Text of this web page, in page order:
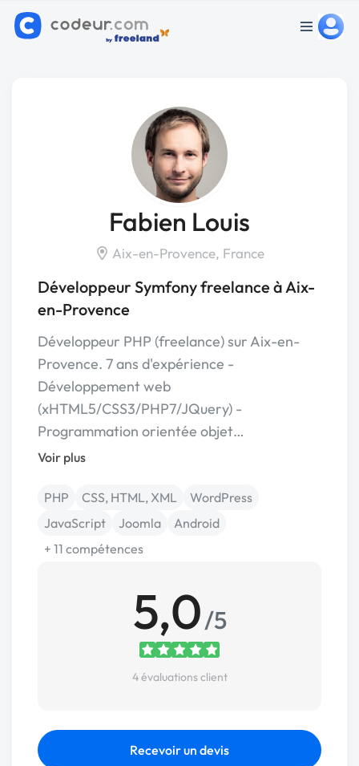
Fabien Louis
Aix-en-Provence, France
Développeur Symfony freelance à Aix-
en-Provence
Développeur PHP (freelance) sur Aix-en-
Provence. 7 ans d'expérience -
Développement web
(xHTML5/CSS3/PHP7/JQuery) -
Programmation orientée objet…
Voir plus
PHP CSS, HTML, XML
WordPress
JavaScript
Joomla
Android
+ 11 compétences
5,0/5
4 évaluations client
Recevoir un devis